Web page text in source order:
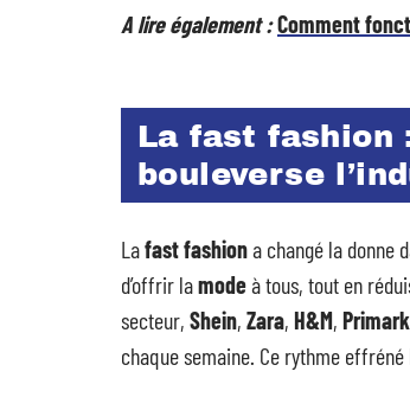
A lire également :Comment
La fast fashion
bouleverse
Lafast fashiona changé la donne
d’offrir lamodeà tous, tout en
secteur, Shein, Zara, H&M, Primark
chaque semaine. Ce rythme